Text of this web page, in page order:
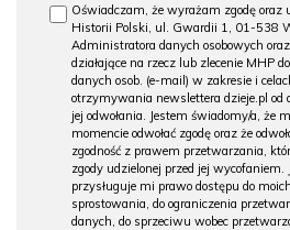
Oświadczam, że wyrażam zgodę
Historii Polski, ul. Gwardii 1, 01-538
Administratora danych osobowych
działające na rzecz lub zlecenie MHP
danych osob. (e-mail) w zakresie i
otrzymywania newslettera dzieje.pl od
jej odwołania. Jestem świadomy/a, że
momencie odwołać zgodę oraz że
zgodność z prawem przetwarzania,
zgody udzielonej przed jej wycofaniem.
przysługuje mi prawo dostępu do
sprostowania, do ograniczenia
danych, do sprzeciwu wobec